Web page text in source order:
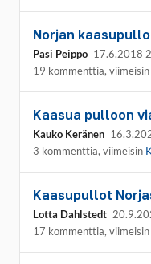
Norjan
Pasi Peippo 17.6.2018
19 kommenttia, viimeisin
Kaasua pulloon
Kauko Keränen
3 kommenttia, viimeisin
Kaasupullot
Lotta Dahlstedt
17 kommenttia, viimeisin